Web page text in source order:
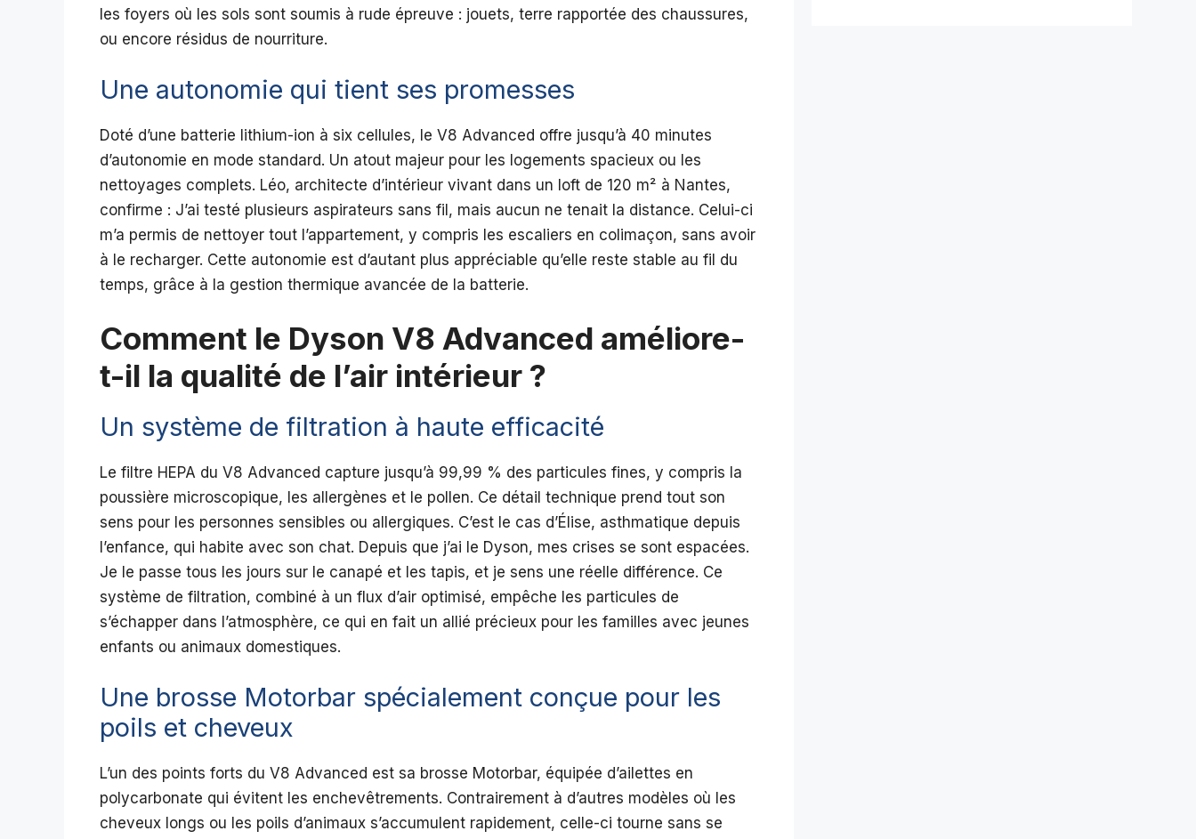
les foyers où les sols sont soumis à rude épreuve : jouets, terre rapportée des chaussures,
ou encore résidus de nourriture.
Une autonomie qui tient ses promesses
Doté d’une batterie lithium-ion à six cellules, le V8 Advanced offre jusqu’à 40 minutes
d’autonomie en mode standard. Un atout majeur pour les logements spacieux ou les
nettoyages complets. Léo, architecte d’intérieur vivant dans un loft de 120 m² à Nantes,
confirme : J’ai testé plusieurs aspirateurs sans fil, mais aucun ne tenait la distance. Celui-ci
m’a permis de nettoyer tout l’appartement, y compris les escaliers en colimaçon, sans avoir
à le recharger. Cette autonomie est d’autant plus appréciable qu’elle reste stable au fil du
temps, grâce à la gestion thermique avancée de la batterie.
Comment le Dyson V8 Advanced améliore-
t-il la qualité de l’air intérieur ?
Un système de filtration à haute efficacité
Le filtre HEPA du V8 Advanced capture jusqu’à 99,99 % des particules fines, y compris la
poussière microscopique, les allergènes et le pollen. Ce détail technique prend tout son
sens pour les personnes sensibles ou allergiques. C’est le cas d’Élise, asthmatique depuis
l’enfance, qui habite avec son chat. Depuis que j’ai le Dyson, mes crises se sont espacées.
Je le passe tous les jours sur le canapé et les tapis, et je sens une réelle différence. Ce
système de filtration, combiné à un flux d’air optimisé, empêche les particules de
s’échapper dans l’atmosphère, ce qui en fait un allié précieux pour les familles avec jeunes
enfants ou animaux domestiques.
Une brosse Motorbar spécialement conçue pour les
poils et cheveux
L’un des points forts du V8 Advanced est sa brosse Motorbar, équipée d’ailettes en
polycarbonate qui évitent les enchevêtrements. Contrairement à d’autres modèles où les
cheveux longs ou les poils d’animaux s’accumulent rapidement, celle-ci tourne sans se